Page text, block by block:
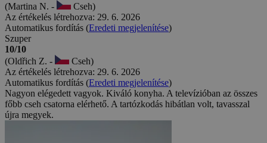
(Martina N. -
Cseh)
Az értékelés létrehozva: 29. 6. 2026
Automatikus fordítás (Eredeti megjelenítése)
Szuper
10/10
(Oldřich Z. -
Cseh)
Az értékelés létrehozva: 29. 6. 2026
Automatikus fordítás (Eredeti megjelenítése)
Nagyon elégedett vagyok. Kiváló konyha. A televízióban az összes
főbb cseh csatorna elérhető. A tartózkodás hibátlan volt, tavasszal
újra megyek.